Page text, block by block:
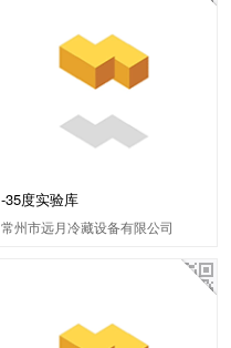
-35度实验库
常州市远月冷藏设备有限公司